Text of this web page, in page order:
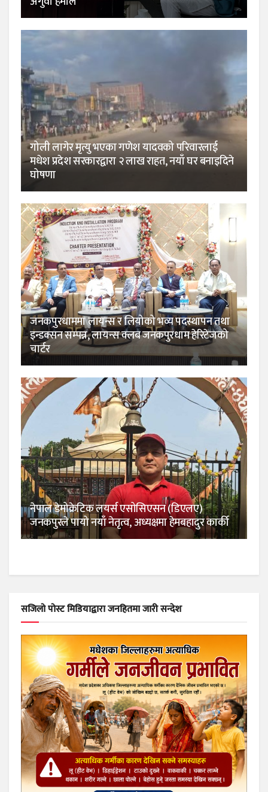
गोली लागेर मृत्यु भएका गणेश यादवको परिवारलाई
मधेश प्रदेश सरकारद्वारा २ लाख राहत, नयाँ घर बनाइदिने
घोषणा
जनकपुरधाममा लायन्स र लियोको भव्य पदस्थापन तथा
इन्डक्सन सम्पन्न, लायन्स क्लब जनकपुरधाम हेरिटेजको
चार्टर
नेपाल डेमोक्रेटिक लयर्स एसोसिएसन (डिएलए)
जनकपुरले पायो नयाँ नेतृत्व, अध्यक्षमा हेमबहादुर कार्की
सजिलो पोस्ट मिडियाद्वारा जनहितमा जारी सन्देश